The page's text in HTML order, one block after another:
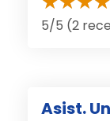
5/5 (2
Asist.